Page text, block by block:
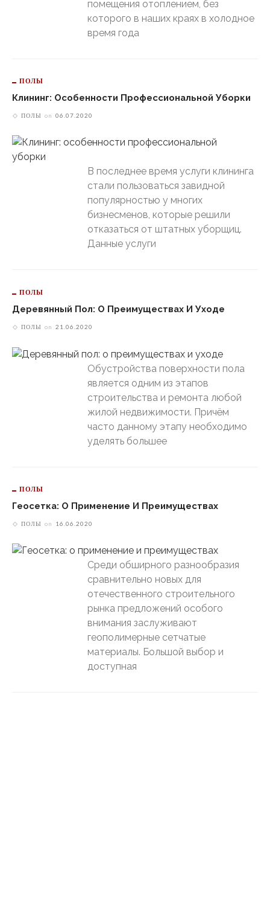
помещения отоплением, без
которого в наших краях в холодное
время года
ПОЛЫ
Клининг: Особенности Профессиональной Уборки
ПОЛЫ on 06.07.2020
В последнее время услуги клининга
стали пользоваться завидной
популярностью у многих
бизнесменов, которые решили
отказаться от штатных уборщиц.
Данные услуги
ПОЛЫ
Деревянный Пол: О Преимуществах И Уходе
ПОЛЫ on 21.06.2020
Обустройства поверхности пола
является одним из этапов
строительства и ремонта любой
жилой недвижимости. Причём
часто данному этапу необходимо
уделять большее
ПОЛЫ
Геосетка: О Применение И Преимуществах
ПОЛЫ on 16.06.2020
Среди обширного разнообразия
сравнительно новых для
отечественного строительного
рынка предложений особого
внимания заслуживают
геополимерные сетчатые
материалы. Большой выбор и
доступная